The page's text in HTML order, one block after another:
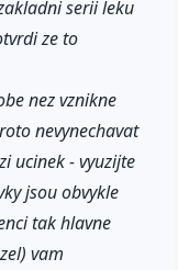
serii leku
ze to
nez vznikne
nevynechavat
ucinek - vyuzijte
jsou obvykle
tak hlavne
vam